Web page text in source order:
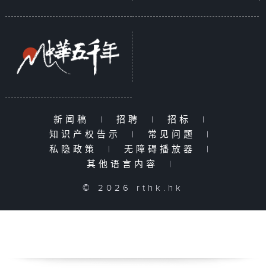
新闻稿 | 招聘 | 招标
|
知识产权告示
| 常见问题
|
私隐政策
| 无障碍播放器
|
其他语言内容
|
© 2026 rthk.hk